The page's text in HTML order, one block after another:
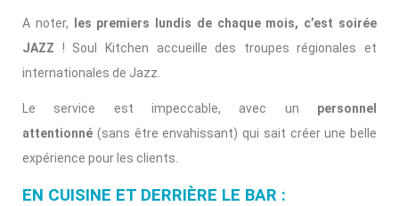
A noter,
les premiers lundis de chaque mois, c’est soirée
JAZZ ! Soul Kitchen accueille des troupes régionales et
internationales de Jazz.
Le service est impeccable, avec un personnel
attentionné (sans être envahissant) qui sait créer une belle
expérience pour les clients.
EN CUISINE ET DERRIÈRE LE BAR :